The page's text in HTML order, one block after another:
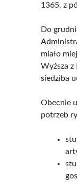
1365, z
Do
miało
Wyższa z
siedziba
Obecnie
potrzeb